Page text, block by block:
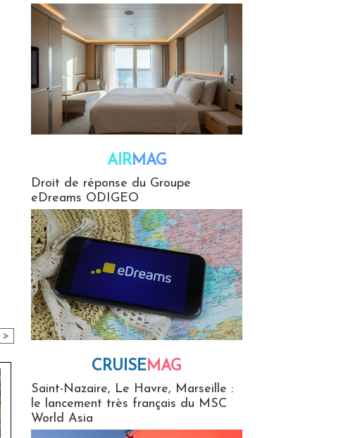
>
AIRMAG
Droit de réponse du Groupe
eDreams ODIGEO
CRUISEMAG
Saint-Nazaire, Le Havre, Marseille :
le lancement très français du MSC
World Asia